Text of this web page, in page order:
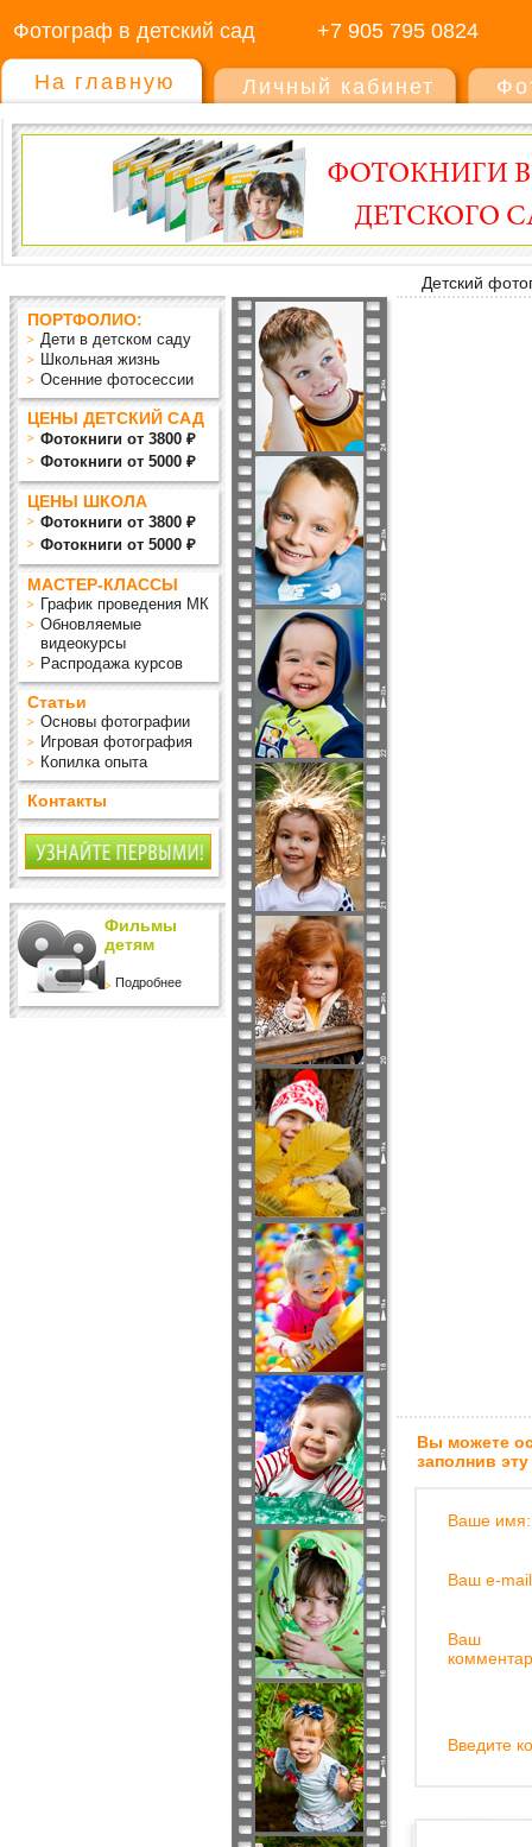
Фотограф в детский сад +7 905 795 0824
На главную Личный кабинет
Детский
ПОРТФОЛИО:
Дети в детском саду
Школьная жизнь
Осенние фотосессии
ЦЕНЫ ДЕТСКИЙ САД
Фотокниги от 3800 ₽
Фотокниги от 5000 ₽
ЦЕНЫ ШКОЛА
Фотокниги от 3800 ₽
Фотокниги от 5000 ₽
МАСТЕР-КЛАССЫ
График проведения МК
Обновляемые
видеокурсы
Распродажа курсов
Статьи
Основы фотографии
Игровая фотография
Копилка опыта
Контакты
Фильмы
детям
Подробнее
Вы можете
заполнив
Ваше имя:
Ваш e-
Ваш
Введите